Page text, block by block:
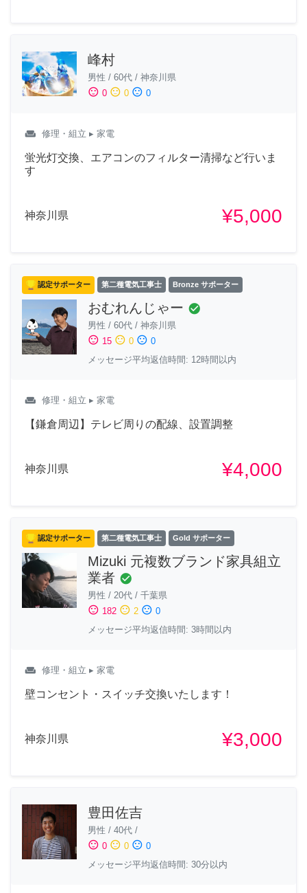
峰村
男性 / 60代 / 神奈川県
sentiment_satisfied 0 sentiment_neutral 0 sentiment_dissatisfied 0
weekend 修理・組立 ▸ 家電
蛍光灯交換、エアコンのフィルター清掃など行いま
す
神奈川県 ¥5,000
認定サポーター 第二種電気工事士 Bronze サポーター
おむれんじゃー check_circle
男性 / 60代 / 神奈川県
sentiment_satisfied 15 sentiment_neutral 0 sentiment_dissatisfied 0
メッセージ平均返信時間: 12時間以内
weekend 修理・組立 ▸ 家電
【鎌倉周辺】テレビ周りの配線、設置調整
神奈川県 ¥4,000
認定サポーター 第二種電気工事士 Gold サポーター
Mizuki 元複数ブランド家具組立
業者 check_circle
男性 / 20代 / 千葉県
sentiment_satisfied 182 sentiment_neutral 2 sentiment_dissatisfied 0
メッセージ平均返信時間: 3時間以内
weekend 修理・組立 ▸ 家電
壁コンセント・スイッチ交換いたします！
神奈川県 ¥3,000
豊田佐吉
男性 / 40代 /
sentiment_satisfied 0 sentiment_neutral 0 sentiment_dissatisfied 0
メッセージ平均返信時間: 30分以内